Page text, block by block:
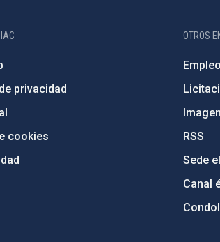
privacidad
cookies
OTROS
Empleo
RSS
Sede
Canal